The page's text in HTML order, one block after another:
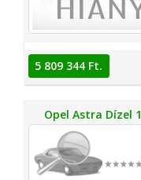
5 809 344 Ft.
Opel Astra Dízel